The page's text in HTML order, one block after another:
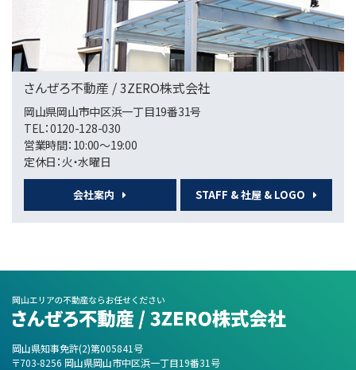
3,980万円
5ＬＤＫ
庭瀬駅
第6位
第7位
妹尾駅
第8位
さんぜろ不動産 / 3ZERO株式会社
岡山県岡山市中区浜一丁目19番31号
TEL：0120-128-030
営業時間：10:00〜19:00
定休日：火・水曜日
会社案内 STAFF & 社屋 & LOGO
岡山県知事免許(2)第005841号
〒703-8256 岡山県岡山市中区浜一丁目19番31号